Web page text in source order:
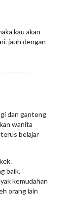
kau akan
jauh dengan
dan ganteng
wanita
belajar
baik.
kemudahan
orang lain